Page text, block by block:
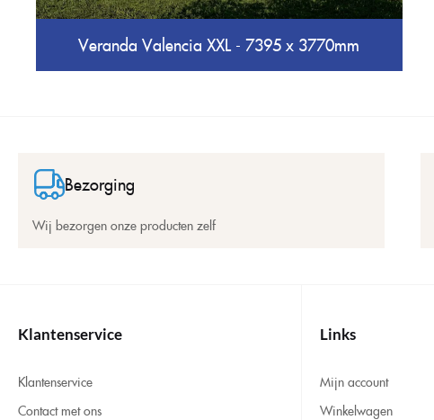
Veranda Valencia XXL - 7395 x 3770mm
Bezorging
Wij bezorgen onze producten zelf
Klantenservice
Klantenservice
Contact met ons
Links
Mijn account
Winkelwagen